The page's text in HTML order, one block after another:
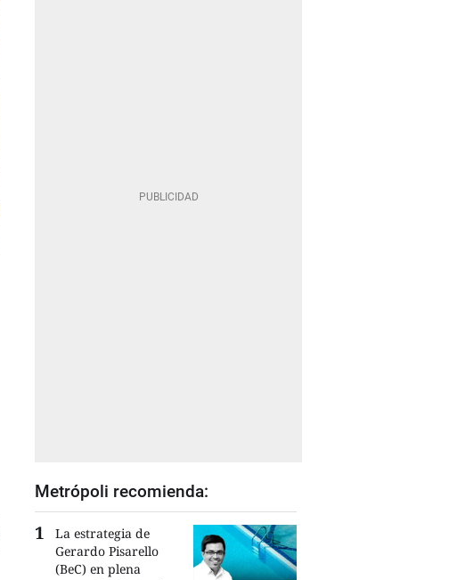
Metrópoli recomienda:
La estrategia de
Gerardo Pisarello
(BeC) en plena